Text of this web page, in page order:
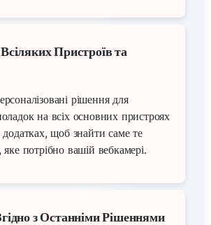
Пристроїв та
рішення для
на всіх основних пристроях
щоб знайти саме те
потрібно вашій вебкамері.
з Останніми Рішеннями